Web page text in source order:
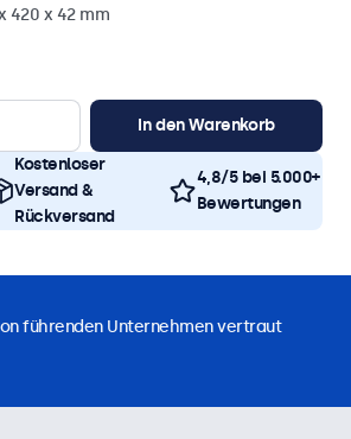
420 x 42 mm
In den Warenkorb
Kostenloser
Versand &
Rückversand
4,8/5 bei 5.000+
Bewertungen
führenden Unternehmen vertraut